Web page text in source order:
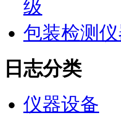
级
包装检测
日志分类
仪器设备